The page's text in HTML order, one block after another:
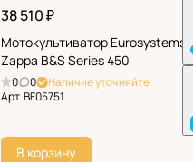
38 510 ₽
Мотокультиватор Eurosystems
Zappa B&S Series 450
0 0
Наличие уточняйте
Арт.BF05751
В корзину